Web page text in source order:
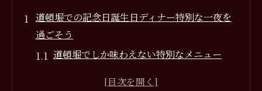
道頓堀での記念日誕生日ディナー特別な一夜を
過ごそう
道頓堀でしか味わえない特別なメニュー